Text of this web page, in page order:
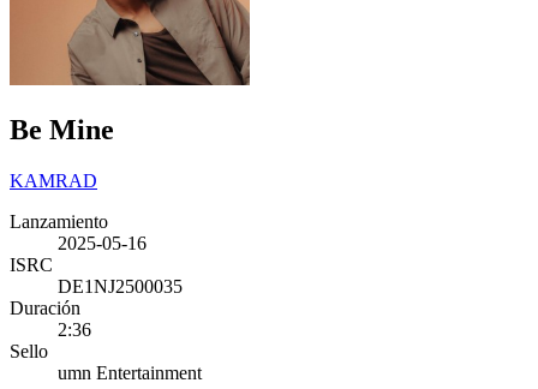
Be Mine
KAMRAD
Lanzamiento
2025-05-16
ISRC
DE1NJ2500035
Duración
2:36
Sello
umn Entertainment